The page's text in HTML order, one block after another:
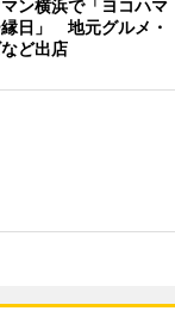
ン横浜で「ヨコハマ
日」 地元グルメ・
ど出店